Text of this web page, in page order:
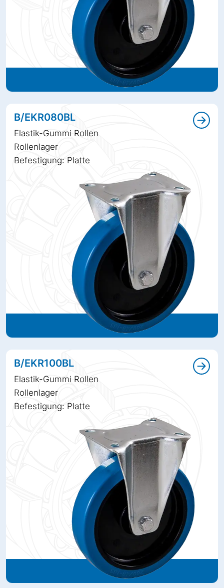
B/EKR080BL
Elastik-Gummi Rollen
Rollenlager
Befestigung: Platte
B/EKR100BL
Elastik-Gummi Rollen
Rollenlager
Befestigung: Platte